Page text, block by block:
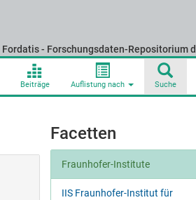
Fordatis - Forschungsdaten-Repositorium
Beiträge Auflistung nach Suche
Facetten
Fraunhofer-Institute
IIS Fraunhofer-Institut für